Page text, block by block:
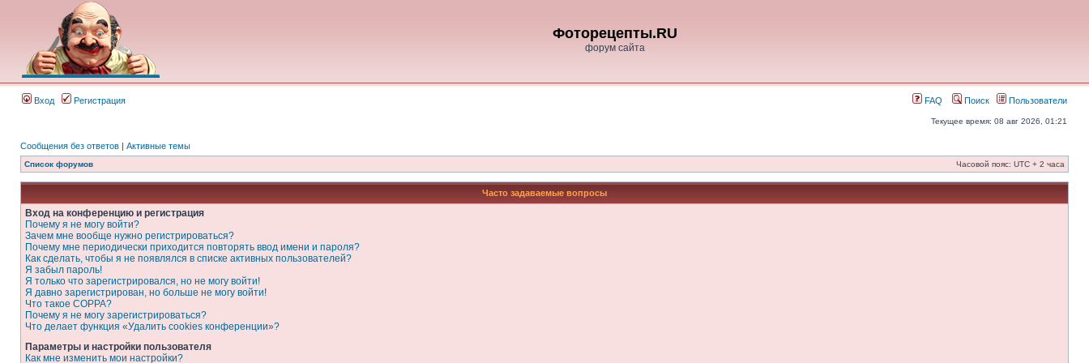
Фоторецепты.RU
форум сайта
Вход Регистрация FAQ Поиск Пользователи
Текущее время: 08 авг 2026, 01:21
Сообщения без ответов | Активные темы
Список форумов Часовой пояс: UTC + 2 часа
Часто задаваемые вопросы
Вход на конференцию и регистрация
Почему я не могу войти?
Зачем мне вообще нужно регистрироваться?
Почему мне периодически приходится повторять ввод имени и пароля?
Как сделать, чтобы я не появлялся в списке активных пользователей?
Я забыл пароль!
Я только что зарегистрировался, но не могу войти!
Я давно зарегистрирован, но больше не могу войти!
Что такое COPPA?
Почему я не могу зарегистрироваться?
Что делает функция «Удалить cookies конференции»?
Параметры и настройки пользователя
Как мне изменить мои настройки?